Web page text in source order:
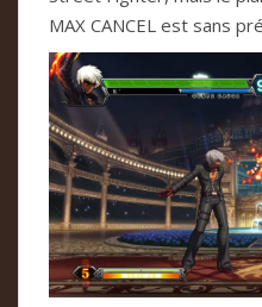
MAX CANCEL est sans